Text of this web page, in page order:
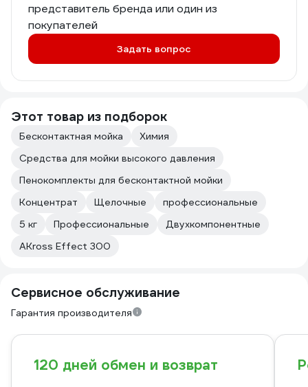
представитель бренда или один из
покупателей
Задать вопрос
Этот товар из подборок
Бесконтактная мойка
Химия
Средства для мойки высокого давления
Пенокомплекты для бесконтактной мойки
Концентрат
Щелочные
профессиональные
5 кг
Профессиональные
Двухкомпонентные
AKross Effect 300
Сервисное обслуживание
Гарантия производителя
120 дней обмен и возврат